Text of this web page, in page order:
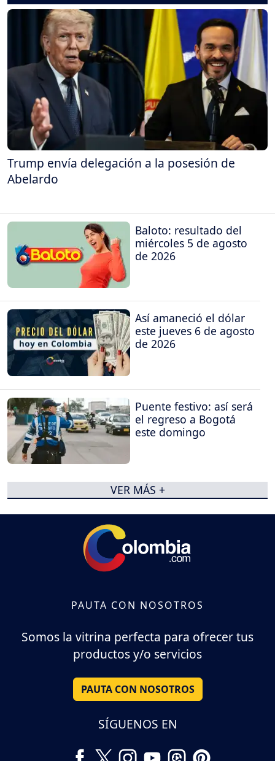
Trump envía delegación a la posesión de
Abelardo
Baloto: resultado del
miércoles 5 de agosto
de 2026
Así amaneció el dólar
este jueves 6 de agosto
de 2026
Puente festivo: así será
el regreso a Bogotá
este domingo
VER MÁS +
PAUTA CON NOSOTROS
Somos la vitrina perfecta para ofrecer tus
productos y/o servicios
PAUTA CON NOSOTROS
SÍGUENOS EN